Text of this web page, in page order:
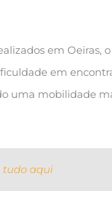
em Oeiras, o
em
uma mobilidade
tudo aqui